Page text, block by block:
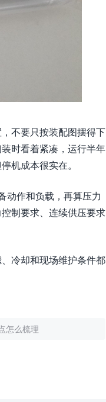
不要只按装配图摆得下
时看着紧凑，运行半年
机成本很实在。
动作和负载，再算压力
制要求、连续供压要求
冷却和现场维护条件都
怎么梳理